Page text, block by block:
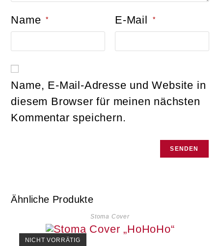
Name * E-Mail *
Name, E-Mail-Adresse und Website in
diesem Browser für meinen nächsten
Kommentar speichern.
Ähnliche Produkte
Stoma Cover
NICHT VORRÄTIG